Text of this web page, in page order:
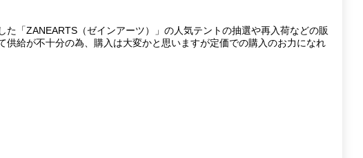
「ZANEARTS（ゼインアーツ）」の人気テントの抽選や再入荷などの販
供給が不十分の為、購入は大変かと思いますが定価での購入のお力になれ